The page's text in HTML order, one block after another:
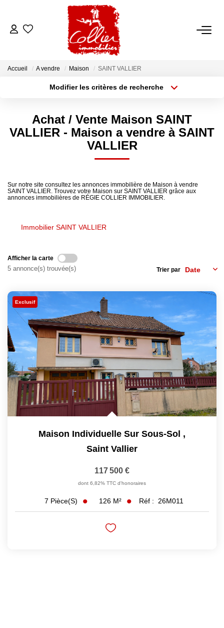
ACCUEIL
A Louer
NOS SERVICES
Transaction
Gestion Locative
Nous Rejoindre
Nos Actualités
Nos Témoignages
CONTACT
MES ACCÈS
Extranet Gestion
Mon Compte Transaction
Accueil A vendre Maison SAINT VALLIER
Modifier les critères de recherche
Sélectionnez...
Type de bien
Achat / Vente Maison SAINT
VALLIER - Maison a vendre à SAINT
VALLIER
Sur notre site consultez les annonces immobilière de Maison à vendre
SAINT VALLIER. Trouvez votre Maison sur SAINT VALLIER grâce aux
annonces immobilières de RÉGIE COLLIER IMMOBILIER.
Immobilier SAINT VALLIER
Afficher la carte
5 annonce(s) trouvée(s) Trier par
Exclusif
Maison Individuelle Sur Sous-Sol ,
Saint Vallier
117 500 €
dont 6,82% TTC d'honoraires
7 Pièce(s) 126 M² Réf : 26M011